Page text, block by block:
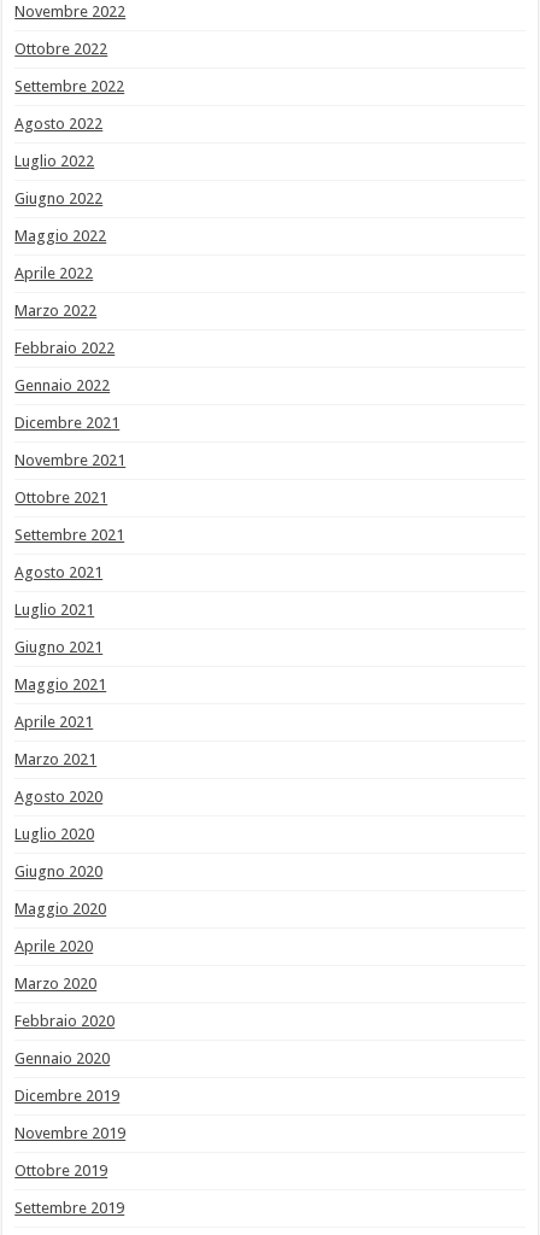
Novembre 2022
Ottobre 2022
Settembre 2022
Agosto 2022
Luglio 2022
Giugno 2022
Maggio 2022
Aprile 2022
Marzo 2022
Febbraio 2022
Gennaio 2022
Dicembre 2021
Novembre 2021
Ottobre 2021
Settembre 2021
Agosto 2021
Luglio 2021
Giugno 2021
Maggio 2021
Aprile 2021
Marzo 2021
Agosto 2020
Luglio 2020
Giugno 2020
Maggio 2020
Aprile 2020
Marzo 2020
Febbraio 2020
Gennaio 2020
Dicembre 2019
Novembre 2019
Ottobre 2019
Settembre 2019